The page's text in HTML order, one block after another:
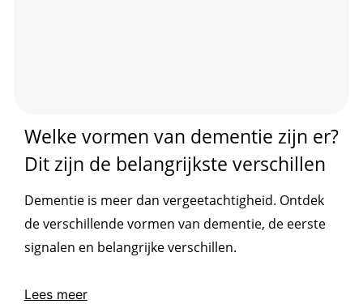
Welke vormen van dementie zijn er?
Dit zijn de belangrijkste verschillen
Dementie is meer dan vergeetachtigheid. Ontdek
de verschillende vormen van dementie, de eerste
signalen en belangrijke verschillen.
Lees meer